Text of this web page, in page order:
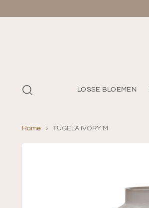
LOSSE BLOEMEN
Home TUGELA IVORY M